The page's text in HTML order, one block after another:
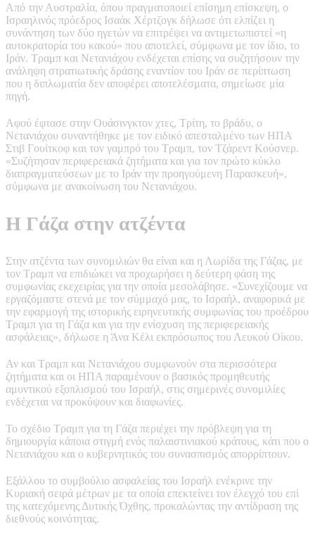
Από την Αυστραλία, όπου πραγματοποιεί επίσημη επίσκεψη, ο
Ισραηλινός πρόεδρος Ισαάκ Χέρτζογκ δήλωσε ότι ελπίζει η
συνάντηση των δύο ηγετών να επιτρέψει να αντιμετωπιστεί «η
αυτοκρατορία του κακού» που αποτελεί, σύμφωνα με τον ίδιο, το
Ιράν. Τραμπ και Νετανιάχου ενδέχεται επίσης να συζητήσουν την
ανάληψη στρατιωτικής δράσης εναντίον του Ιράν σε περίπτωση
που η διπλωματία δεν αποφέρει αποτελέσματα, σημείωσε μία
πηγή.
Αφού έφτασε στην Ουάσινγκτον χτες, Τρίτη, το βράδυ, ο
Νετανιάχου συναντήθηκε με τον ειδικό απεσταλμένο των ΗΠΑ
Στιβ Γουίτκοφ και τον γαμπρό του Τραμπ, τον Τζάρεντ Κούσνερ.
«Συζήτησαν περιφερειακά ζητήματα και για τον πρώτο κύκλο
διαπραγματεύσεων με το Ιράν την προηγούμενη Παρασκευή»,
σύμφωνα με ανακοίνωση του Νετανιάχου.
Η Γάζα στην ατζέντα
Στην ατζέντα των συνομιλιών θα είναι και η Λωρίδα της Γάζας, με
τον Τραμπ να επιδιώκει να προχωρήσει η δεύτερη φάση της
συμφωνίας εκεχειρίας για την οποία μεσολάβησε. «Συνεχίζουμε να
εργαζόμαστε στενά με τον σύμμαχό μας, το Ισραήλ, αναφορικά με
την εφαρμογή της ιστορικής ειρηνευτικής συμφωνίας του προέδρου
Τραμπ για τη Γάζα και για την ενίσχυση της περιφερειακής
ασφάλειας», δήλωσε η Άνα Κέλι εκπρόσωπος του Λευκού Οίκου.
Αν και Τραμπ και Νετανιάχου συμφωνούν στα περισσότερα
ζητήματα και οι ΗΠΑ παραμένουν ο βασικός προμηθευτής
αμυντικού εξοπλισμού του Ισραήλ, στις σημερινές συνομιλίες
ενδέχεται να προκύψουν και διαφωνίες.
Το σχέδιο Τραμπ για τη Γάζα περιέχει την πρόβλεψη για τη
δημιουργία κάποια στιγμή ενός παλαιστινιακού κράτους, κάτι που ο
Νετανιάχου και ο κυβερνητικός του συνασπισμός απορρίπτουν.
Εξάλλου το συμβούλιο ασφαλείας του Ισραήλ ενέκρινε την
Κυριακή σειρά μέτρων με τα οποία επεκτείνει τον έλεγχό του επί
της κατεχόμενης Δυτικής Όχθης, προκαλώντας την αντίδραση της
διεθνούς κοινότητας.